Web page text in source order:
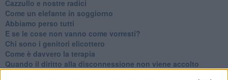
​Cazzullo e nostre radici
​Come un elefante in soggiorno
​Abbiamo perso tutti
E se le cose non vanno come vorresti?
​Chi sono i genitori elicottero
Come è davvero la terapia
Quando il diritto alla disconnessione non viene accolto